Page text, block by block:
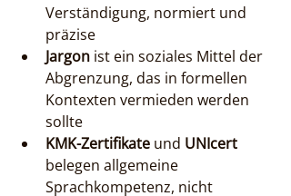
Verständigung, normiert und
präzise
Jargon ist ein soziales Mittel der
Abgrenzung, das in formellen
Kontexten vermieden werden
sollte
KMK-Zertifikate und UNIcert
belegen allgemeine
Sprachkompetenz, nicht